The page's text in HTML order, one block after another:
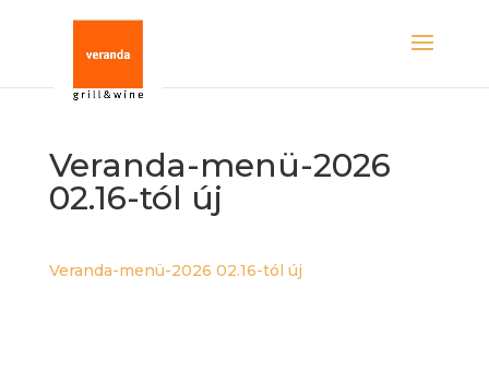
Veranda-menü-2026
02.16-tól új
Veranda-menü-2026 02.16-tól új